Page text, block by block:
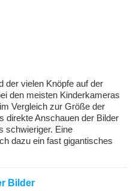
der vielen Knöpfe auf der
den meisten Kinderkameras
Vergleich zur Größe der
direkte Anschauen der Bilder
schwieriger. Eine
dazu ein fast gigantisches
Bilder